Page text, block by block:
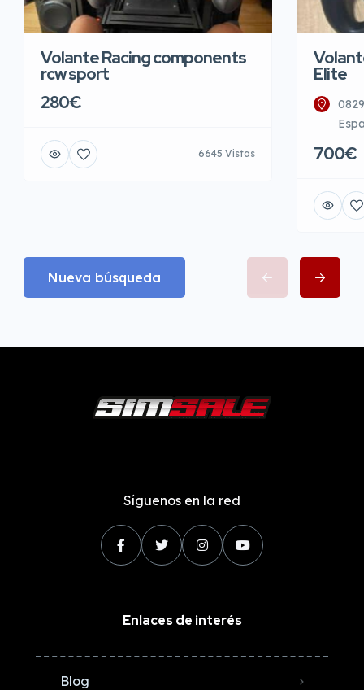
Volante Racing components
rcw sport
280€
6645 Vistas
Elite
700€
Nueva búsqueda
Síguenos en la red
Enlaces de interés
Blog